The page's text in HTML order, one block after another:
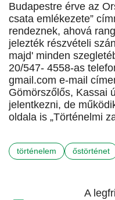
Budapestre érve az
csata emlékezete”
rendeznek, ahová
jelezték részvételi
majd' minden
20/547- 4558-as
gmail.com e-mail
Gömörszőlős, Kassai
jelentkezni, de
oldala is „Történelmi
történelem őstörténet
A